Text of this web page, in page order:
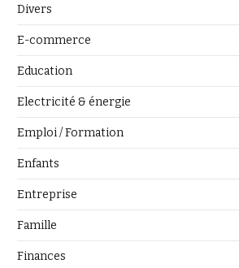
Divers
E-commerce
Education
Electricité & énergie
Emploi / Formation
Enfants
Entreprise
Famille
Finances